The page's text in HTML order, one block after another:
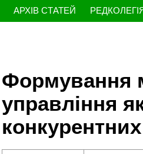
АРХІВ СТАТЕЙ
Формування
управління